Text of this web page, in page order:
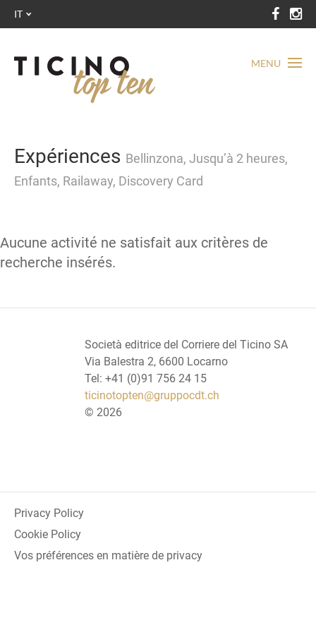
MENU
IT
Expériences Bellinzona, Jusqu’à 2 heures,
Enfants, Railaway, Discovery Card
Aucune activité ne satisfait aux critères de
recherche insérés.
Società editrice del Corriere del Ticino SA
Via Balestra 2, 6600 Locarno
Tel: +41 (0)91 756 24 15
ticinotopten@gruppocdt.ch
© 2026
Privacy Policy
Cookie Policy
Vos préférences en matière de privacy